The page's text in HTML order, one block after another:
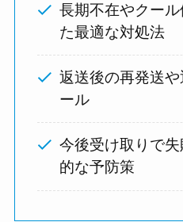
長期不在やクー
た最適な対処法
返送後の再発送
ール
今後受け取りで
的な予防策